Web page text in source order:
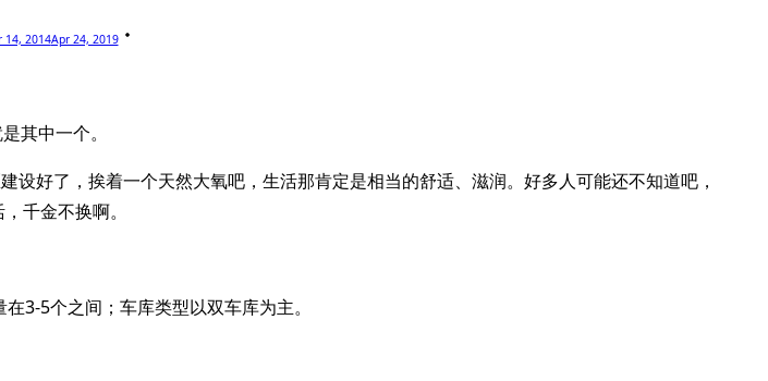
14, 2014Apr 24, 2019
其中一个。
好了，挨着一个天然大氧吧，生活那肯定是相当的舒适、滋润。好多人可能还不知道吧，
千金不换啊。
3-5个之间；车库类型以双车库为主。